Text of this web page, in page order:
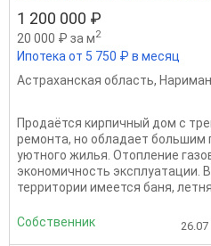
1 200 000 ₽
20 000 ₽ за м2
Ипотека от 5 750 ₽ в месяц
Астраханская область,
Продаётся кирпичный дом с
ремонта, но обладает большим
уютного жилья. Отопление
экономичность эксплуатации.
территории имеется баня,
Собственник 26.07